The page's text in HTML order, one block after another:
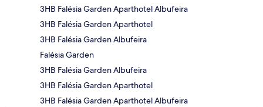
3HB Falésia Garden Aparthotel Albufeira
3HB Falésia Garden Aparthotel
3HB Falésia Garden Albufeira
Falésia Garden
3HB Falésia Garden Albufeira
3HB Falésia Garden Aparthotel
3HB Falésia Garden Aparthotel Albufeira